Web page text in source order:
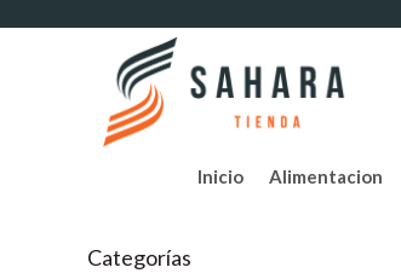
Inicio Alimentacion
Categorías